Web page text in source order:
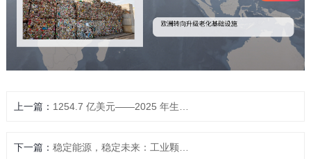
上一篇： 1254.7 亿美元——2025 年生物质气化市场的价值，而且这个数字还在不断攀升
下一篇： 稳定能源，稳定未来：工业颗粒燃料在保障能源自主中的作用